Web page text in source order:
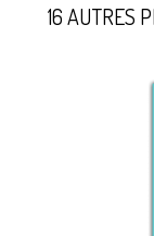
16 AUTRES